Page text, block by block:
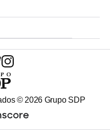
© 2026 Grupo SDP